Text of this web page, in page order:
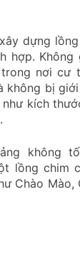
dựng
hợp. Không
nơi cư
không bị
kích
không
lồng chim
Chào Mào,